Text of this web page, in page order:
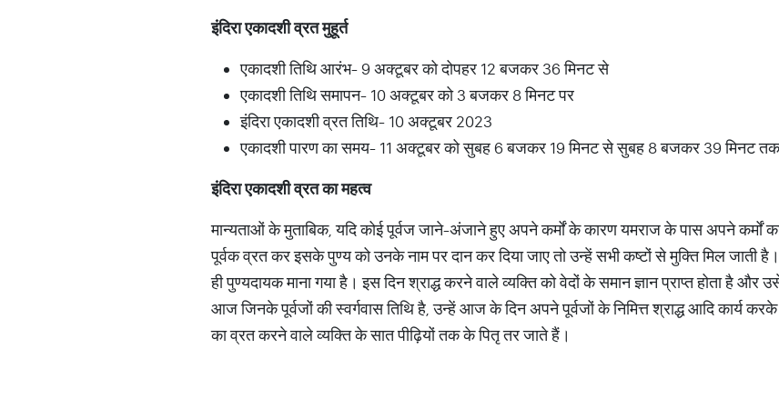
इंदिरा एकादशी व्रत मुहूर्त
एकादशी तिथि आरंभ- 9 अक्टूबर को दोपहर 12 बजकर 36 मिनट से
एकादशी तिथि समापन- 10 अक्टूबर को 3 बजकर 8 मिनट पर
इंदिरा एकादशी व्रत तिथि- 10 अक्टूबर 2023
एकादशी पारण का समय- 11 अक्टूबर को सुबह 6 बजकर 19 मिनट से सुबह 8 बजकर 39 मिनट तक
इंदिरा एकादशी व्रत का महत्व
मान्यताओं के मुताबिक, यदि कोई पूर्वज जाने-अंजाने हुए अपने कर्मों के कारण यमराज के पास अपने कर्मों का
पूर्वक व्रत कर इसके पुण्य को उनके नाम पर दान कर दिया जाए तो उन्हें सभी कष्टों से मुक्ति मिल जाती
ही पुण्यदायक माना गया है। इस दिन श्राद्ध करने वाले व्यक्ति को वेदों के समान ज्ञान प्राप्त होता है और उसे
आज जिनके पूर्वजों की स्वर्गवास तिथि है, उन्हें आज के दिन अपने पूर्वजों के निमित्त श्राद्ध आदि कार्य
का व्रत करने वाले व्यक्ति के सात पीढ़ियों तक के पितृ तर जाते हैं।